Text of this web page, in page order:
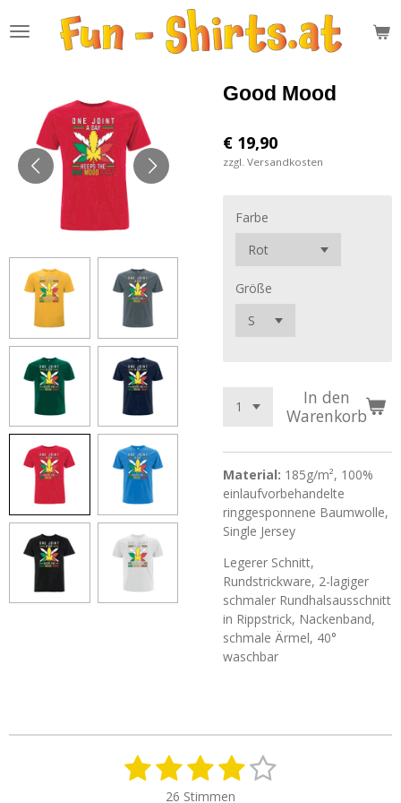
Hauptinhalt
Good Mood
€ 19,90
zzgl. Versandkosten
Farbe
Größe
In den
Warenkorb
Material: 185g/m², 100%
einlaufvorbehandelte
ringgesponnene Baumwolle,
Single Jersey
Legerer Schnitt,
Rundstrickware, 2-lagiger
schmaler Rundhalsausschnitt
in Rippstrick, Nackenband,
schmale Ärmel, 40°
waschbar
1 2 3 4 5
26 Stimmen